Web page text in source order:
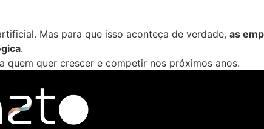
Mas para que isso aconteça de verdade, as
.
quem quer crescer e competir nos próximos anos.